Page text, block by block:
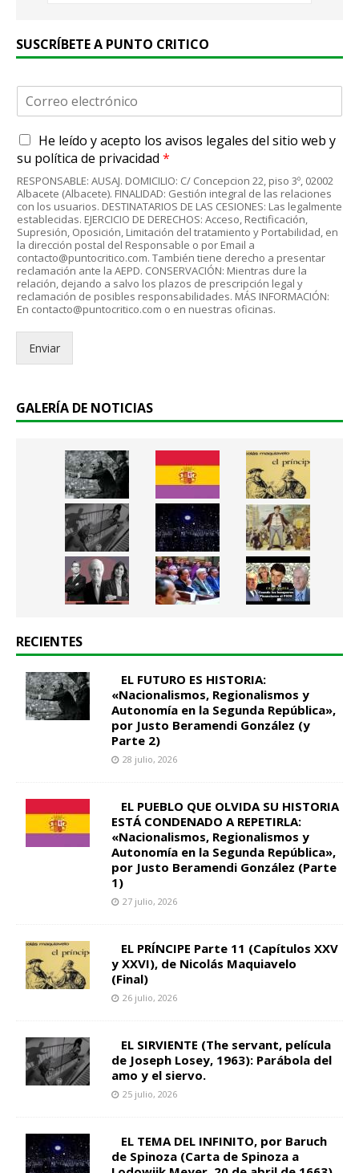
SUSCRÍBETE A PUNTO CRITICO
r
e
o
e
l
e
c
t
r
ó
n
i
c
.
A
c
e
r
d
o
R
G
P
D
*
He leído y acepto los avisos legales del sitio web y
su política de privacidad *
RESPONSABLE: AUSAJ. DOMICILIO: C/ Concepcion 22, piso 3º, 02002
Albacete (Albacete). FINALIDAD: Gestión integral de las relaciones
con los usuarios. DESTINATARIOS DE LAS CESIONES: Las legalmente
establecidas. EJERCICIO DE DERECHOS: Acceso, Rectificación,
Supresión, Oposición, Limitación del tratamiento y Portabilidad, en
la dirección postal del Responsable o por Email a
contacto@puntocritico.com. También tiene derecho a presentar
reclamación ante la AEPD. CONSERVACIÓN: Mientras dure la
relación, dejando a salvo los plazos de prescripción legal y
reclamación de posibles responsabilidades. MÁS INFORMACIÓN:
En contacto@puntocritico.com o en nuestras oficinas.
Enviar
GALERÍA DE NOTICIAS
RECIENTES
EL FUTURO ES HISTORIA:
«Nacionalismos, Regionalismos y
Autonomía en la Segunda República»,
por Justo Beramendi González (y
Parte 2)
28 julio, 2026
EL PUEBLO QUE OLVIDA SU HISTORIA
ESTÁ CONDENADO A REPETIRLA:
«Nacionalismos, Regionalismos y
Autonomía en la Segunda República»,
por Justo Beramendi González (Parte
1)
27 julio, 2026
EL PRÍNCIPE Parte 11 (Capítulos XXV
y XXVI), de Nicolás Maquiavelo
(Final)
26 julio, 2026
EL SIRVIENTE (The servant, película
de Joseph Losey, 1963): Parábola del
amo y el siervo.
25 julio, 2026
EL TEMA DEL INFINITO, por Baruch
de Spinoza (Carta de Spinoza a